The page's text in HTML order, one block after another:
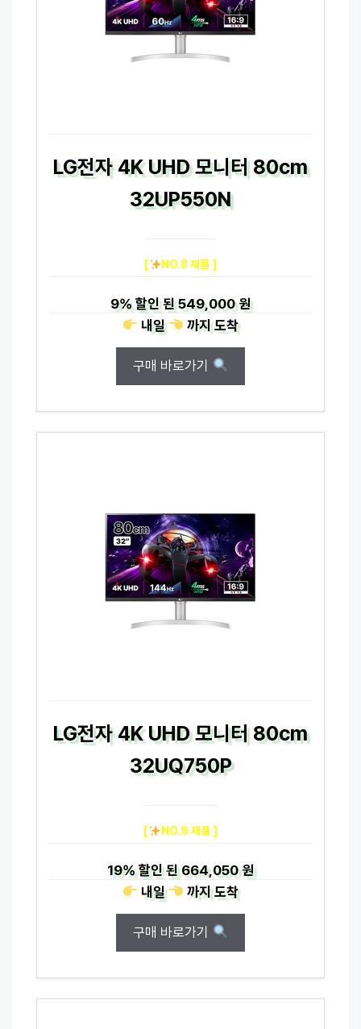
LG전자 4K UHD 모니터 80cm
32UP550N
[ NO.8 제품 ]
9%할인 된549,000 원
내일
까지도착
구매 바로가기
LG전자 4K UHD 모니터 80cm
32UQ750P
[ NO.9 제품 ]
19%할인 된664,050 원
내일
까지도착
구매 바로가기